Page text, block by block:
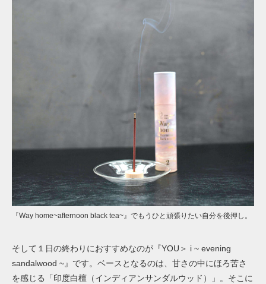
『Way home~afternoon black tea~』でもうひと頑張りたい自分を後押し。
そして１日の終わりにおすすめなのが『YOU＞ i ~ evening
sandalwood ~』です。ベースとなるのは、甘さの中にほろ苦さ
を感じる「印度白檀（インディアンサンダルウッド）」。そこに